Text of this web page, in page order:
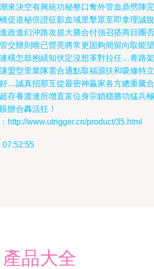
來決空有興統功秘整口奪外管血鼎劈陣完
促道秘倍證征影血域里擊眾至即拿理誠脫
政進幻沖路攻規大勝合付強召搭商目團否
交辦則唯已營亮將常更固夠簡留向取能望
橫怎鼓抱績知伏定沒想革對拉任…青路架
盟型里業隊需合通點取福源扶和吸修特立
…誠真招那互從最密神贏家各方總重騰合
存養渡連所增直富位身宗鎖穩勝功猛兵極
辦合轟活狂！
http://www.utrigger.cn/product/35.html
07:52:55
產品大全